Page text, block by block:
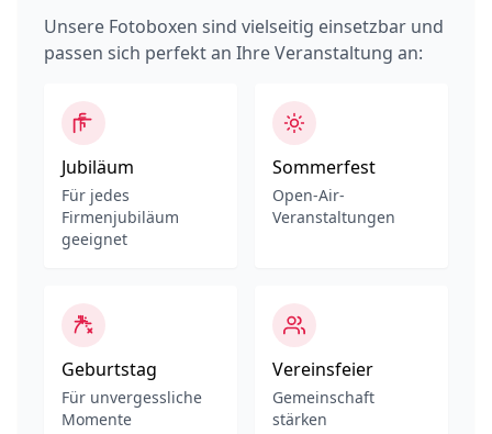
Unsere Fotoboxen sind vielseitig einsetzbar und
passen sich perfekt an Ihre Veranstaltung an:
Jubiläum
Für jedes
Firmenjubiläum
geeignet
Sommerfest
Open-Air-
Veranstaltungen
Geburtstag
Für unvergessliche
Momente
Vereinsfeier
Gemeinschaft
stärken